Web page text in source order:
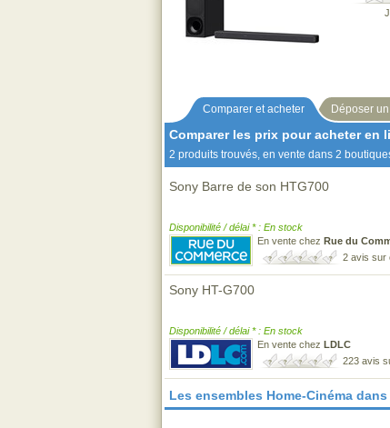
Comparer et acheter Déposer
Comparer les prix pour acheter en
2 produits trouvés, en vente dans 2
Sony Barre de son HTG700
Disponibilité / délai * : En stock
En vente chez Rue du
2 avis sur
Sony HT-G700
Disponibilité / délai * : En stock
En vente chez LDLC
223 avis
Les ensembles Home-Cinéma